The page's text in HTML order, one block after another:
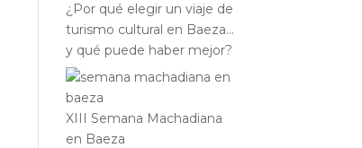
¿Por qué elegir un viaje de
turismo cultural en Baeza…
y qué puede haber mejor?
XIII Semana Machadiana
en Baeza